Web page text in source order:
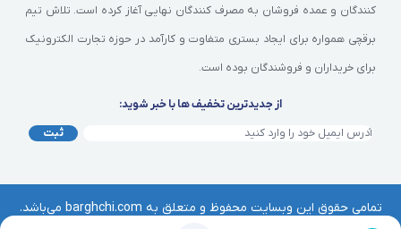
کنندگان و عمده فروشان به مصرف کنندگان نهایی آغاز کرده است. تلاش تیم
برقچی همواره برای ایجاد بستری متفاوت و کارآمد در حوزه تجارت الکترونیک
برای خریداران و فروشندگان بوده است.
از جدیدترین تخفیف ها با خبر شوید:
ثبت
تمامی حقوق این وبسایت محفوظ و متعلق به barghchi.com می‌باشد.